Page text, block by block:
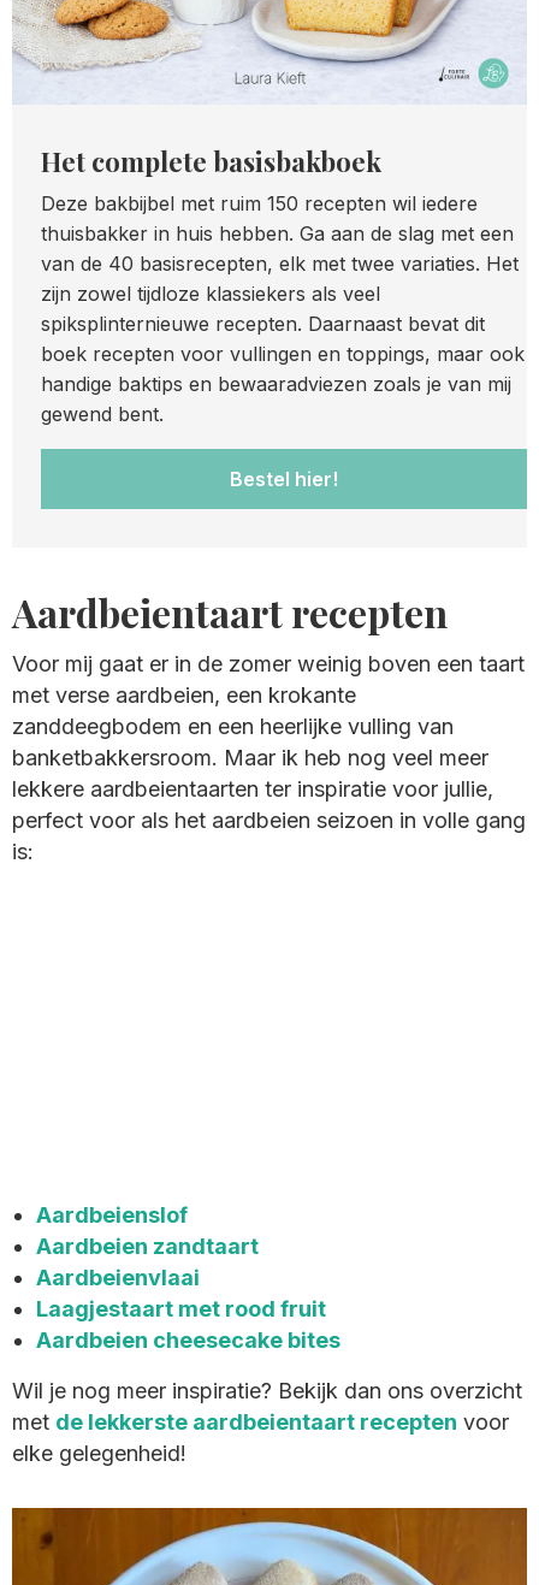
Het complete basisbakboek
Deze bakbijbel met ruim 150 recepten wil iedere
thuisbakker in huis hebben. Ga aan de slag met een
van de 40 basisrecepten, elk met twee variaties. Het
zijn zowel tijdloze klassiekers als veel
spiksplinternieuwe recepten. Daarnaast bevat dit
boek recepten voor vullingen en toppings, maar ook
handige baktips en bewaaradviezen zoals je van mij
gewend bent.
Bestel hier!
Aardbeientaart recepten
Voor mij gaat er in de zomer weinig boven een taart
met verse aardbeien, een krokante
zanddeegbodem en een heerlijke vulling van
banketbakkersroom. Maar ik heb nog veel meer
lekkere aardbeientaarten ter inspiratie voor jullie,
perfect voor als het aardbeien seizoen in volle gang
is:
Aardbeienslof
Aardbeien zandtaart
Aardbeienvlaai
Laagjestaart met rood fruit
Aardbeien cheesecake bites
Wil je nog meer inspiratie? Bekijk dan ons overzicht
met de lekkerste aardbeientaart recepten voor
elke gelegenheid!